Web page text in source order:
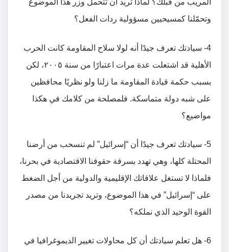
المريب من قبلك؟ لماذا تريد أن تتحمل وزر هذا الموضوع
وتحمّلنا كمسيحيين مسؤولية ردات الفعل؟
4- سيادتك تعرف جيدًا أنه لولا سلاح المقاومة كانت الحرب
الأهلية قد اشتعلت عدة مرات اعتبارًا من سنة ٢٠٠٥، لكن
بسبب حكمة قيادة المقاومة ما زلنا ولو نظريًا محافظين
على شبه دولة متماسكة. فلمصلحة من كلامك في هكذا
مواضيع؟
5- سيادتك تعرف جيدًا أن “إسرائيل” لم تنسحب من أرضنا
المحتلة كلها، وهي تهدد بسرقة حقوقنا الاقتصادية في بحرنا،
فلماذا لا تستغل علاقاتك الإقليمية والدولية من أجل الضغط
على “إسرائيل” في هذا الموضوع، وتريد تجريدنا من مصدر
القوة الوحيد الذي نملكه؟
6- هل تعلم سيادتك أن كل محاولات تغيير الديموغرافيا في